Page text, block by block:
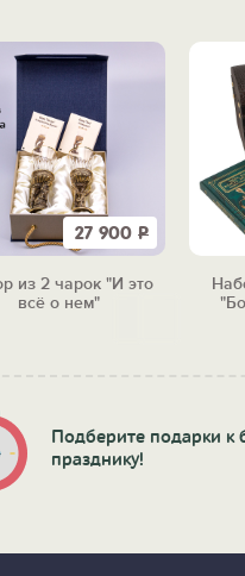
27 900 Р
из 2 чарок "И это
всё о нем"
Подберите подарки к
празднику!